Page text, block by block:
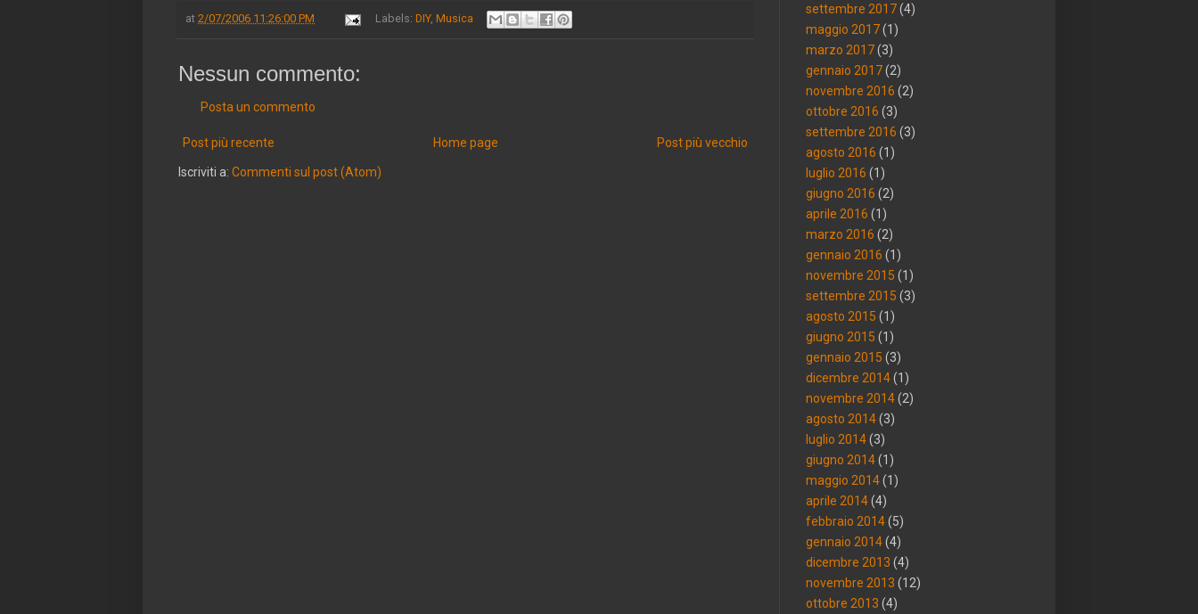
at 2/07/2006 11:26:00 PM Labels:DIY,Musica
Nessun commento:
Posta un commento
Post più recente Post più vecchio
Home page
Iscriviti a: Commenti sul post (Atom)
settembre 2017(4)
maggio 2017(1)
marzo 2017(3)
gennaio 2017(2)
novembre 2016 (2)
ottobre 2016 (3)
settembre 2016 (3)
agosto 2016 (1)
luglio 2016 (1)
giugno 2016 (2)
aprile 2016 (1)
marzo 2016 (2)
gennaio 2016 (1)
novembre 2015 (1)
settembre 2015 (3)
agosto 2015 (1)
giugno 2015 (1)
gennaio 2015 (3)
dicembre 2014(1)
novembre 2014(2)
agosto 2014(3)
luglio 2014(3)
giugno 2014(1)
maggio 2014(1)
aprile 2014(4)
febbraio 2014(5)
gennaio 2014(4)
dicembre 2013 (4)
novembre 2013 (12)
ottobre 2013 (4)